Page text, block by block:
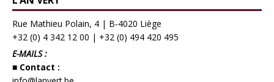
Rue Mathieu Polain, 4 | B-4020 Liège
+32 (0) 4 342 12 00 | +32 (0) 494 420 495
E-MAILS :
■ Contact :